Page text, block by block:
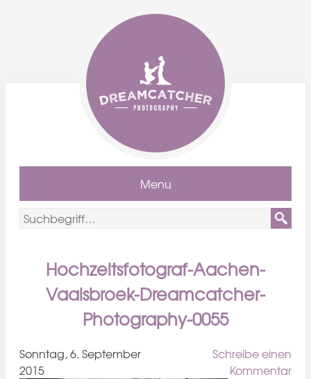
Menu
Hochzeitsfotograf-Aachen-
Vaalsbroek-Dreamcatcher-
Photography-0055
Sonntag, 6. September
2015
Schreibe einen
Kommentar